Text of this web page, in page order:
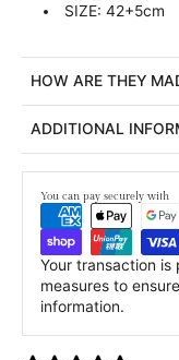
SIZE: 42+5cm
HOW ARE THEY
ADDITIONAL
You can pay securely with
Your transaction
measures to
information.